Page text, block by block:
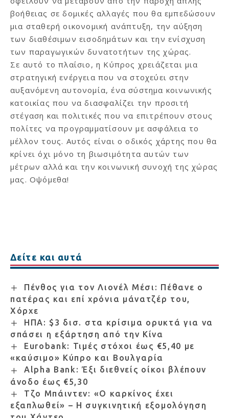
βοήθειας σε δομικές αλλαγές που θα εμπεδώσουν
μια σταθερή οικονομική ανάπτυξη, την αύξηση
των διαθέσιμων εισοδημάτων και την ενίσχυση
των παραγωγικών δυνατοτήτων της χώρας.
Σε αυτό το πλαίσιο, η Κύπρος χρειάζεται μια
στρατηγική ενέργεια που να στοχεύει στην
αυξανόμενη αυτονομία, ένα σύστημα κοινωνικής
κατοικίας που να διασφαλίζει την προσιτή
στέγαση και πολιτικές που να επιτρέπουν στους
πολίτες να προγραμματίσουν με ασφάλεια το
μέλλον τους. Αυτός είναι ο οδικός χάρτης που θα
κρίνει όχι μόνο τη βιωσιμότητα αυτών των
μέτρων αλλά και την κοινωνική συνοχή της χώρας
μας. Οψόμεθα!
Δείτε και αυτά
Πένθος για τον Λιονέλ Μέσι: Πέθανε ο
πατέρας και επί χρόνια μάνατζέρ του,
Χόρχε
ΗΠΑ: $3 δισ. στα κρίσιμα ορυκτά για να
σπάσει η εξάρτηση από την Κίνα
Eurobank: Τιμές στόχοι έως €5,40 με
«καύσιμο» Κύπρο και Βουλγαρία
Alpha Bank: Έξι διεθνείς οίκοι βλέπουν
άνοδο έως €5,30
Τζο Μπάιντεν: «Ο καρκίνος έχει
εξαπλωθεί» – Η συγκινητική εξομολόγηση